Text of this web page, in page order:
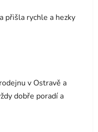
přišla rychle a hezky
v Ostravě a
dobře poradí a